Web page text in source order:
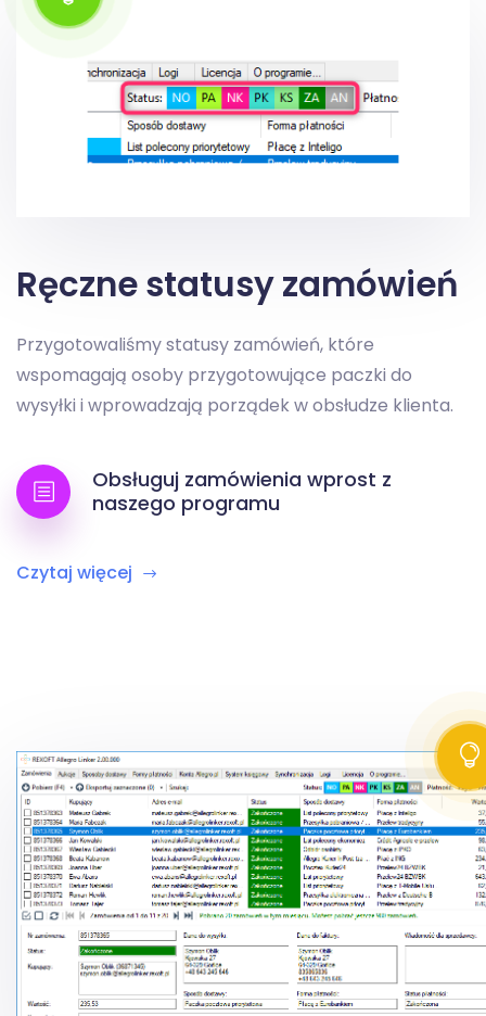
Ręczne statusy zamówień
Przygotowaliśmy statusy zamówień, które
wspomagają osoby przygotowujące paczki do
wysyłki i wprowadzają porządek w obsłudze klienta.
Obsługuj zamówienia wprost z
naszego programu
Czytaj więcej